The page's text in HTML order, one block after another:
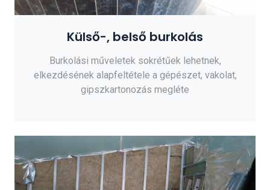
Külső-, belső burkolás
Burkolási műveletek sokrétűek lehetnek,
elkezdésének alapfeltétele a gépészet, vakolat,
gipszkartonozás megléte